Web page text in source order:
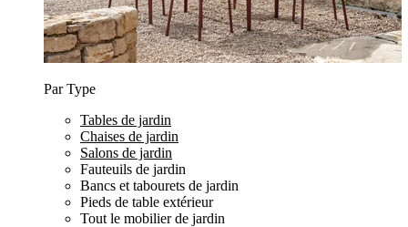
Par Type
Tables de jardin
Chaises de jardin
Salons de jardin
Fauteuils de jardin
Bancs et tabourets de jardin
Pieds de table extérieur
Tout le mobilier de jardin